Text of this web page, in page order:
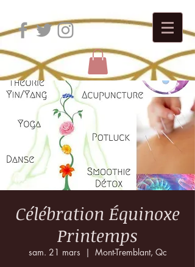
Célébration Équinoxe
Printemps
sam. 21 mars
  |
Mont-Tremblant, Qc